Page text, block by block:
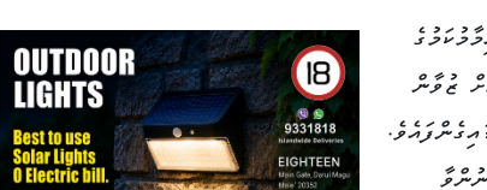
ޒުވާން